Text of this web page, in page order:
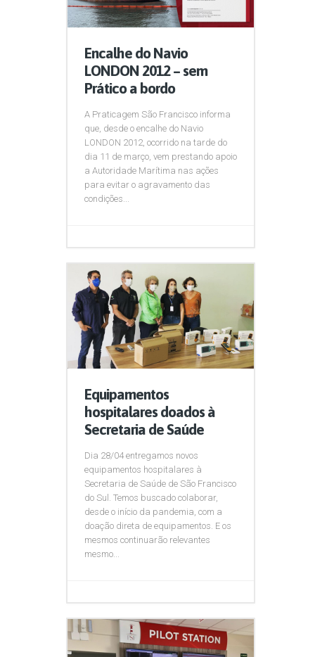
Encalhe do Navio
LONDON 2012 – sem
Prático a bordo
A Praticagem São Francisco informa
que, desde o encalhe do Navio
LONDON 2012, ocorrido na tarde do
dia 11 de março, vem prestando apoio
a Autoridade Marítima nas ações
para evitar o agravamento das
condições...
Equipamentos
hospitalares doados à
Secretaria de Saúde
Dia 28/04 entregamos novos
equipamentos hospitalares à
Secretaria de Saúde de São Francisco
do Sul. Temos buscado colaborar,
desde o início da pandemia, com a
doação direta de equipamentos. E os
mesmos continuarão relevantes
mesmo...